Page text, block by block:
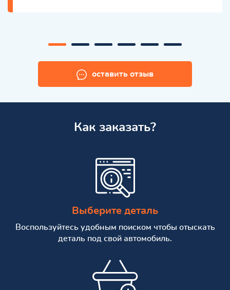
оставить отзыв
Как заказать?
Выберите деталь
Воспользуйтесь удобным поиском чтобы отыскать
деталь под свой автомобиль.